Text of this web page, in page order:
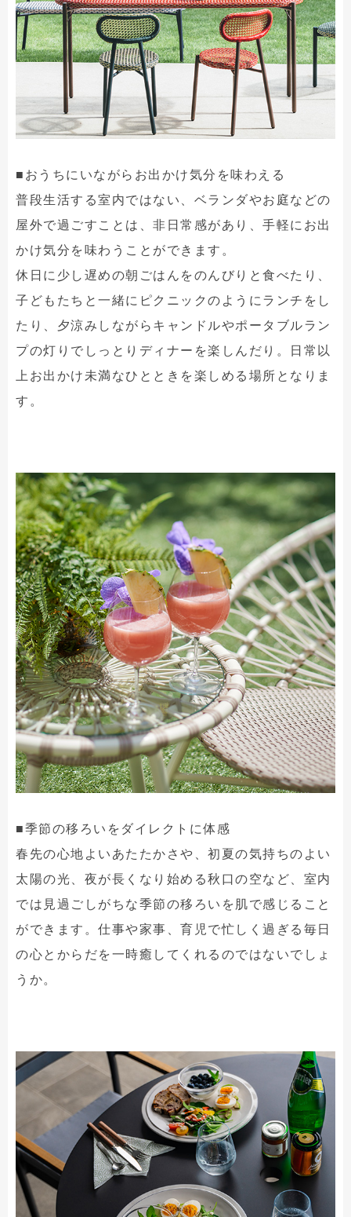
■おうちにいながらお出かけ気分を味わえる
普段生活する室内ではない、ベランダやお庭などの
屋外で過ごすことは、非日常感があり、手軽にお出
かけ気分を味わうことができます。
休日に少し遅めの朝ごはんをのんびりと食べたり、
子どもたちと一緒にピクニックのようにランチをし
たり、夕涼みしながらキャンドルやポータブルラン
プの灯りでしっとりディナーを楽しんだり。日常以
上お出かけ未満なひとときを楽しめる場所となりま
す。
■季節の移ろいをダイレクトに体感
春先の心地よいあたたかさや、初夏の気持ちのよい
太陽の光、夜が長くなり始める秋口の空など、室内
では見過ごしがちな季節の移ろいを肌で感じること
ができます。仕事や家事、育児で忙しく過ぎる毎日
の心とからだを一時癒してくれるのではないでしょ
うか。